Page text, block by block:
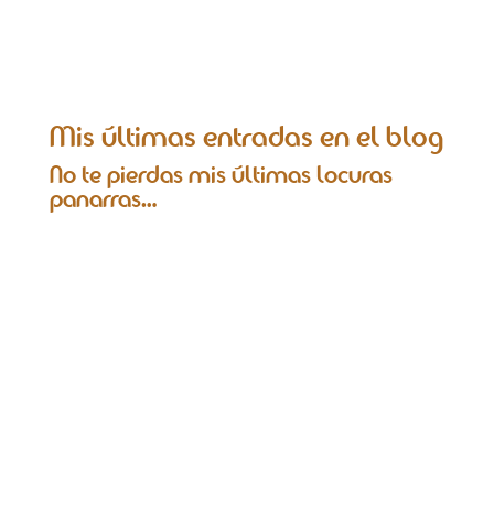
Mis últimas entradas en el blog
No te pierdas mis últimas locuras
panarras…